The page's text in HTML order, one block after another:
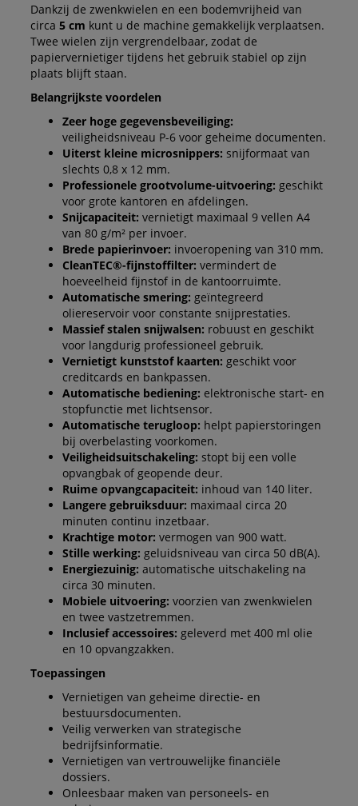
Dankzij de zwenkwielen en een bodemvrijheid van
circa 5 cm kunt u de machine gemakkelijk verplaatsen.
Twee wielen zijn vergrendelbaar, zodat de
papiervernietiger tijdens het gebruik stabiel op zijn
plaats blijft staan.
Belangrijkste voordelen
Zeer hoge gegevensbeveiliging:
veiligheidsniveau P-6 voor geheime documenten.
Uiterst kleine microsnippers: snijformaat van
slechts 0,8 x 12 mm.
Professionele grootvolume-uitvoering: geschikt
voor grote kantoren en afdelingen.
Snijcapaciteit: vernietigt maximaal 9 vellen A4
van 80 g/m² per invoer.
Brede papierinvoer: invoeropening van 310 mm.
CleanTEC®-fijnstoffilter: vermindert de
hoeveelheid fijnstof in de kantoorruimte.
Automatische smering: geïntegreerd
oliereservoir voor constante snijprestaties.
Massief stalen snijwalsen: robuust en geschikt
voor langdurig professioneel gebruik.
Vernietigt kunststof kaarten: geschikt voor
creditcards en bankpassen.
Automatische bediening: elektronische start- en
stopfunctie met lichtsensor.
Automatische terugloop: helpt papierstoringen
bij overbelasting voorkomen.
Veiligheidsuitschakeling: stopt bij een volle
opvangbak of geopende deur.
Ruime opvangcapaciteit: inhoud van 140 liter.
Langere gebruiksduur: maximaal circa 20
minuten continu inzetbaar.
Krachtige motor: vermogen van 900 watt.
Stille werking: geluidsniveau van circa 50 dB(A).
Energiezuinig: automatische uitschakeling na
circa 30 minuten.
Mobiele uitvoering: voorzien van zwenkwielen
en twee vastzetremmen.
Inclusief accessoires: geleverd met 400 ml olie
en 10 opvangzakken.
Toepassingen
Vernietigen van geheime directie- en
bestuursdocumenten.
Veilig verwerken van strategische
bedrijfsinformatie.
Vernietigen van vertrouwelijke financiële
dossiers.
Onleesbaar maken van personeels- en